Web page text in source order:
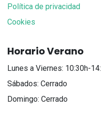
Política de privacidad
Cookies
Horario Verano
Lunes a Viernes: 10:30h-
Sábados: Cerrado
Domingo: Cerrado